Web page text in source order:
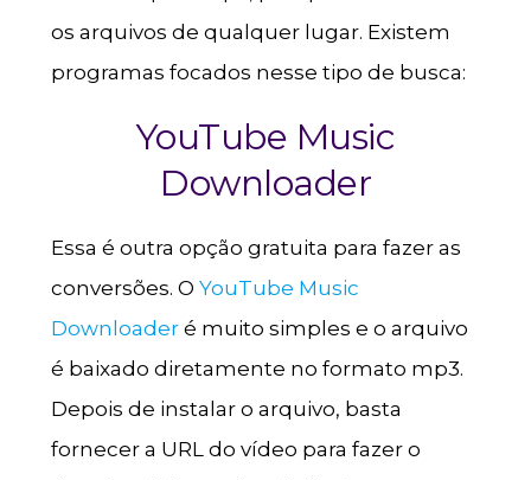
os arquivos de qualquer lugar. Existem
programas focados nesse tipo de busca:
YouTube Music
Downloader
Essa é outra opção gratuita para fazer as
conversões. O YouTube Music
Downloaderé muito simples e o arquivo
é baixado diretamente no formato mp3.
Depois de instalar o arquivo, basta
fornecer a URL do vídeo para fazer o